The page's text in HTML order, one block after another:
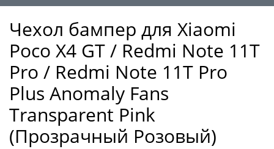
Чехол бампер для Xiaomi
Poco X4 GT / Redmi Note 11T
Pro / Redmi Note 11T Pro
Plus Anomaly Fans
Transparent Pink
(Прозрачный Розовый)